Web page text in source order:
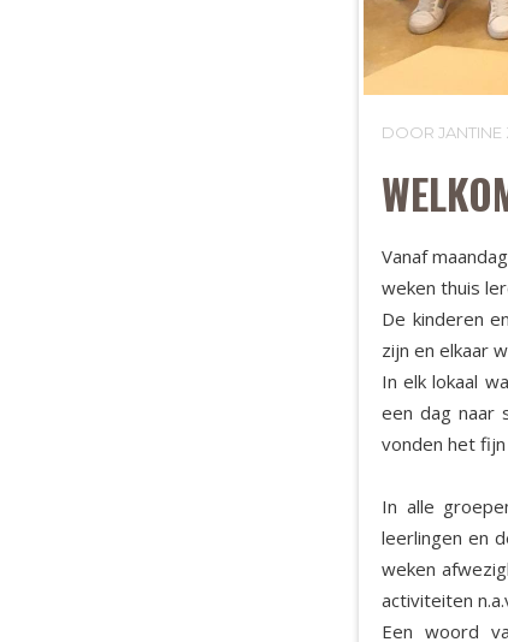
DOOR JANTINE
Vanaf
weken thuis
De kinderen
zijn en elkaar
In elk lokaal
een dag naar
vonden het
In alle
leerlingen en
weken
activiteiten
Een woord